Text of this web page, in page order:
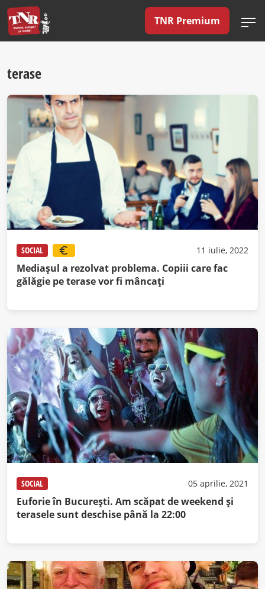
TNR Premium
terase
SOCIAL 11 iulie, 2022
Mediașul a rezolvat problema. Copiii care fac
gălăgie pe terase vor fi mâncați
SOCIAL 05 aprilie, 2021
Euforie în București. Am scăpat de weekend și
terasele sunt deschise până la 22:00